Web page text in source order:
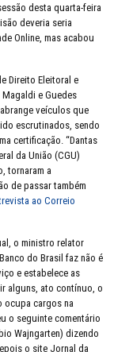
desta quarta-feira
deveria seria
Online, mas acabou
Direito Eleitoral e
e Guedes
veículos que
escrutinados, sendo
certificação. “Dantas
da União (CGU)
tornaram a
de passar também
ao Correio
o ministro relator
do Brasil faz não é
e estabelece as
alguns, ato contínuo, o
ocupa cargos na
o seguinte comentário
Wajngarten) dizendo
o site Jornal da